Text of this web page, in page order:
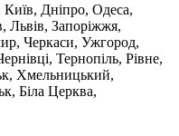
Київ, Дніпро, Одеса,
Львів, Запоріжжя,
Черкаси, Ужгород,
Тернопіль, Рівне,
Хмельницький,
Біла Церква,